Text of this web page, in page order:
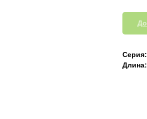
Серия:
Длина: